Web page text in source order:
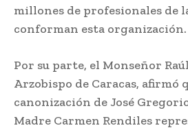
millones de profesionales de
conforman esta organización.
Por su parte, el Monseñor
Arzobispo de Caracas, afirmó
canonización de José
Madre Carmen Rendiles